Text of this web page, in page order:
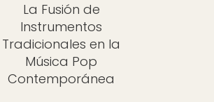
La Fusión de
Instrumentos
Tradicionales en la
Música Pop
Contemporánea